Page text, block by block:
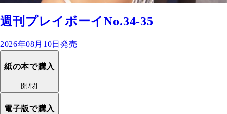
週刊プレイボーイNo.34-35
2026年08月10日発売
紙の本で購入
開/閉
電子版で購入